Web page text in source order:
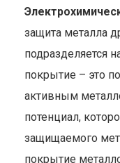
защита металла
подразделяется
покрытие – это
активным
потенциал,
защищаемого
покрытие